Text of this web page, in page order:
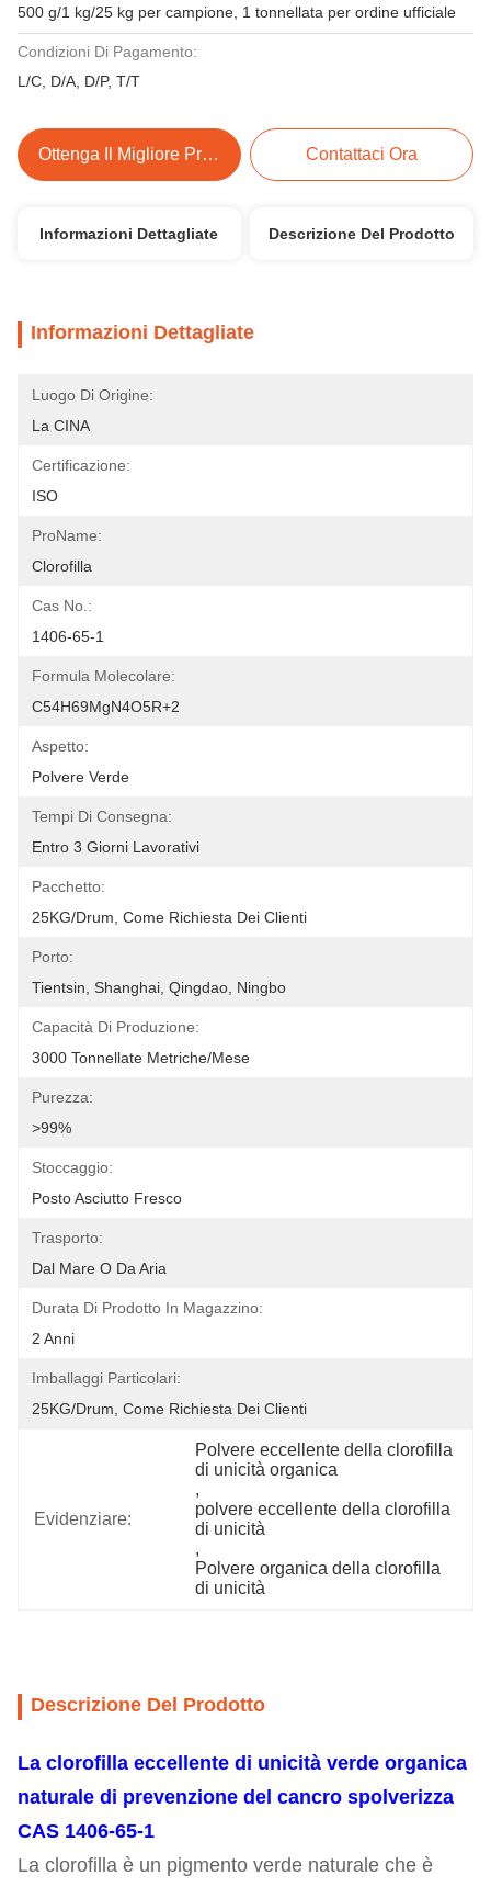
500 g/1 kg/25 kg per campione, 1 tonnellata per ordine ufficiale
Condizioni Di Pagamento:
L/C, D/A, D/P, T/T
Ottenga Il Migliore Prezzo Contattaci Ora
Informazioni Dettagliate Descrizione Del Prodotto
Informazioni Dettagliate
Luogo Di Origine:
La CINA
Certificazione:
ISO
ProName:
Clorofilla
Cas No.:
1406-65-1
Formula Molecolare:
C54H69MgN4O5R+2
Aspetto:
Polvere Verde
Tempi Di Consegna:
Entro 3 Giorni Lavorativi
Pacchetto:
25KG/Drum, Come Richiesta Dei Clienti
Porto:
Tientsin, Shanghai, Qingdao, Ningbo
Capacità Di Produzione:
3000 Tonnellate Metriche/mese
Purezza:
>99%
Stoccaggio:
Posto Asciutto Fresco
Trasporto:
Dal Mare O Da Aria
Durata Di Prodotto In Magazzino:
2 Anni
Imballaggi Particolari:
25KG/Drum, Come Richiesta Dei Clienti
Evidenziare:
Polvere eccellente della clorofilla
di unicità organica
,
polvere eccellente della clorofilla
di unicità
,
Polvere organica della clorofilla
di unicità
Descrizione Del Prodotto
La clorofilla eccellente di unicità verde organica
naturale di prevenzione del cancro spolverizza
CAS 1406-65-1
La clorofilla è un pigmento verde naturale che è